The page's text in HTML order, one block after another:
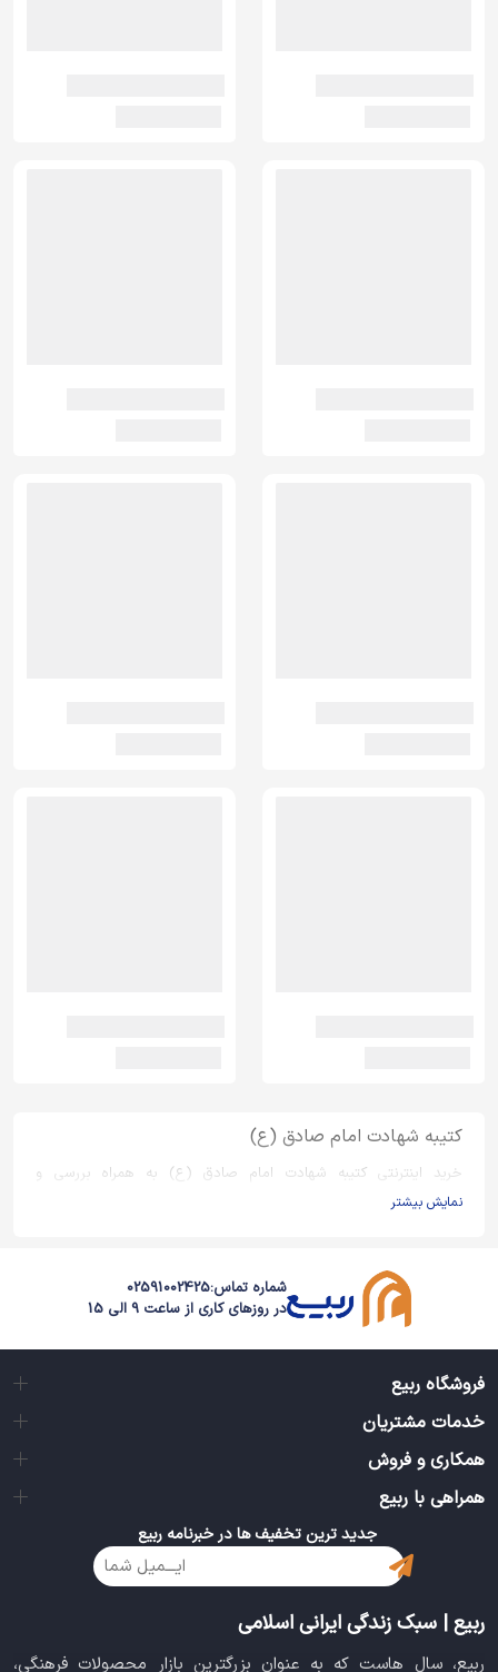
کتیبه شهادت امام صادق (ع)
خرید اینترنتی کتیبه شهادت امام صادق (ع) به همراه بررسی و
مشخصات کامل با بهترین قیمت از فروشگاه ربیع
نمایش بیشتر
شماره تماس:02591002425
در روزهای کاری از ساعت 9 الی 15
فروشگاه ربیع
خدمات مشتریان
همکاری و فروش
همراهی با ربیع
جدید ترین تخفیف ها در خبرنامه ربیع
ربیع | سبک زندگی ایرانی اسلامی
ربیع، سال هاست که به عنوان بزرگترین بازار محصولات فرهنگی،